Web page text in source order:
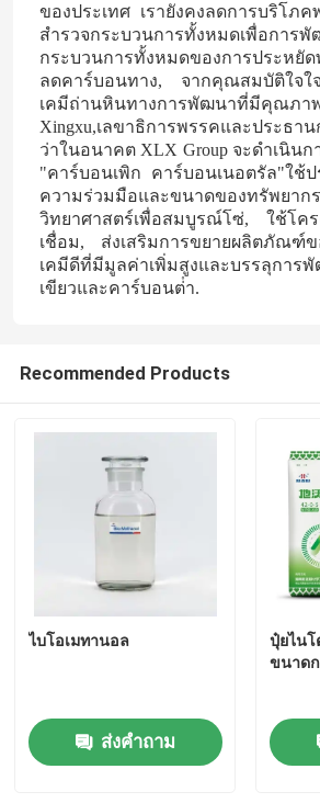
ของประเทศ เรายังคงลดการบริโภ
สํารวจกระบวนการทั้งหมดเพื่อการ
กระบวนการทั้งหมดของการประหยัด
ลดคาร์บอนทาง, จากคุณสมบัติใจใ
เคมีถ่านหินทางการพัฒนาที่มี
Xingxu,เลขาธิการพรรคและประธ
ว่าในอนาคต XLX Group จะดําเนิน
"คาร์บอนเพิก คาร์บอนเนอตรัล"ใช้ป
ความร่วมมือและขนาดของทรัพยา
วิทยาศาสตร์เพื่อสมบูรณ์โซ่, ใช้โคร
เชื่อม, ส่งเสริมการขยายผลิตภัณฑ์ข
เคมีดีที่มีมูลค่าเพิ่มสูงและบรรลุการ
เขียวและคาร์บอนต่ํา.
Recommended Products
ไบโอเมทานอล
ส่งคำถาม
ปุ๋ยไนโ
ขนาด